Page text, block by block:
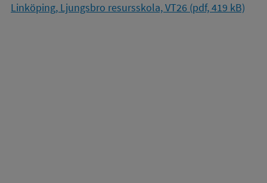
Linköping, Ljungsbro resursskola, VT26 (pdf, 419 kB)